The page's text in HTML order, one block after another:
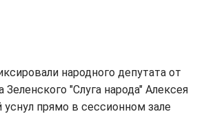
народного депутата от
Зеленского "Слуга народа" Алексея
прямо в сессионном зале